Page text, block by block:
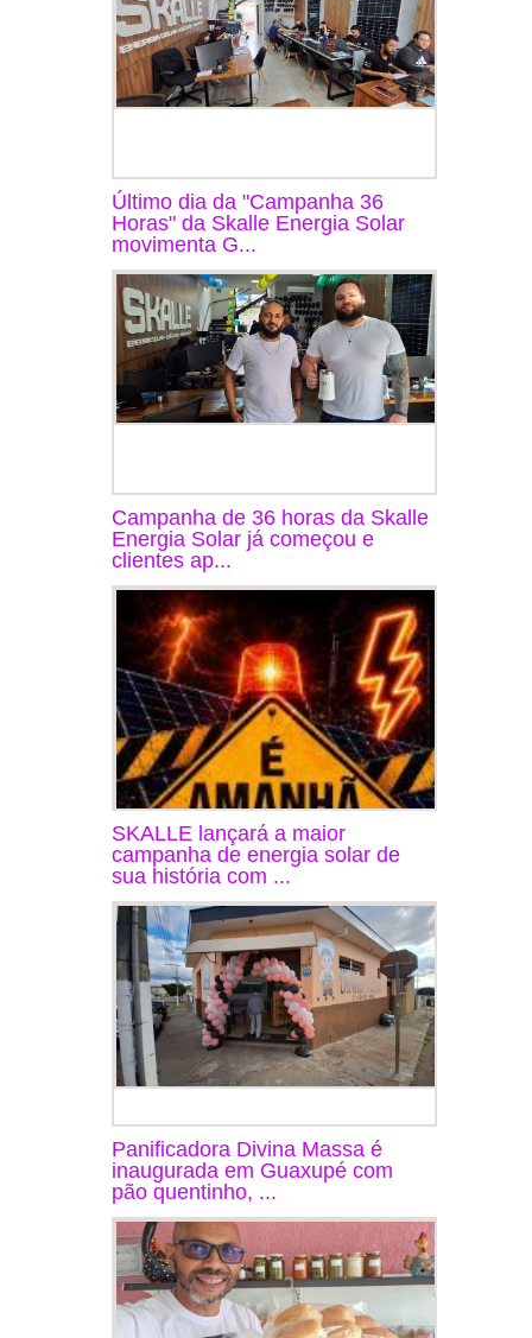
Último dia da "Campanha 36
Horas" da Skalle Energia Solar
movimenta G...
Campanha de 36 horas da Skalle
Energia Solar já começou e
clientes ap...
SKALLE lançará a maior
campanha de energia solar de
sua história com ...
Panificadora Divina Massa é
inaugurada em Guaxupé com
pão quentinho, ...